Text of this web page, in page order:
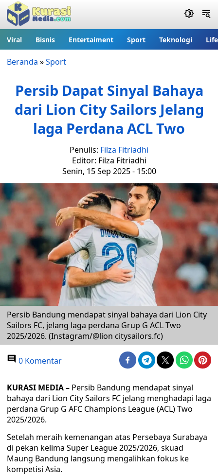
Viral Bisnis Entertaiment Sport Teknologi
Beranda »Sport
Persib Dapat Sinyal Bahaya
dari Lion City Sailors Jelang
laga Perdana ACL Two
Penulis: Filza Fitriadhi
Editor: Filza Fitriadhi
Senin, 15 Sep 2025 - 15:00
Persib Bandung mendapat sinyal bahaya dari Lion City
Sailors FC, jelang laga perdana Grup G ACL Two
2025/2026. (Instagram/@lion citysailors.fc)
0 Komentar
KURASI MEDIA – Persib Bandung mendapat sinyal
bahaya dari Lion City Sailors FC jelang menghadapi laga
perdana Grup G AFC Champions League (ACL) Two
2025/2026.
Setelah meraih kemenangan atas Persebaya Surabaya
di pekan kelima Super League 2025/2026, skuad
Maung Bandung langsung mengalihkan fokus ke
kompetisi Asia.